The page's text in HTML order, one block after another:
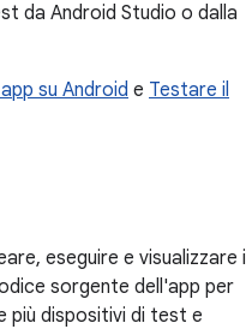
da Android Studio o dalla
su Android e Testare il
eseguire e visualizzare i
sorgente dell'app per
più dispositivi di test e